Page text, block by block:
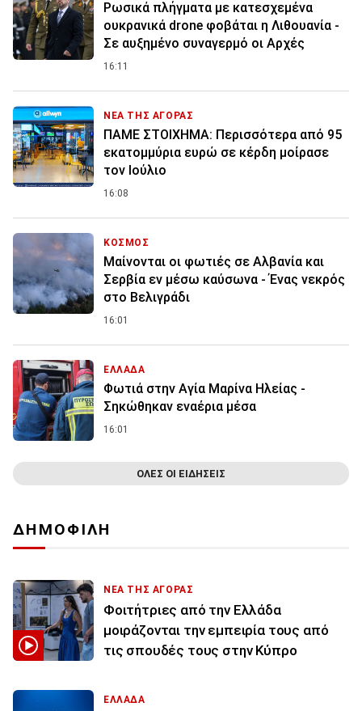
Ρωσικά πλήγματα με κατεσχεμένα
ουκρανικά drone φοβάται η Λιθουανία -
Σε αυξημένο συναγερμό οι Αρχές
16:11
ΝΕΑ ΤΗΣ ΑΓΟΡΑΣ
ΠΑΜΕ ΣΤΟΙΧΗΜΑ: Περισσότερα από 95
εκατομμύρια ευρώ σε κέρδη μοίρασε
τον Ιούλιο
16:08
ΚΟΣΜΟΣ
Μαίνονται οι φωτιές σε Αλβανία και
Σερβία εν μέσω καύσωνα - Ένας νεκρός
στο Βελιγράδι
16:01
ΕΛΛΑΔΑ
Φωτιά στην Aγία Μαρίνα Ηλείας -
Σηκώθηκαν εναέρια μέσα
16:01
ΟΛΕΣ ΟΙ ΕΙΔΗΣΕΙΣ
ΔΗΜΟΦΙΛΗ
ΝΕΑ ΤΗΣ ΑΓΟΡΑΣ
Φοιτήτριες από την Ελλάδα
μοιράζονται την εμπειρία τους από
τις σπουδές τους στην Κύπρο
ΕΛΛΑΔΑ